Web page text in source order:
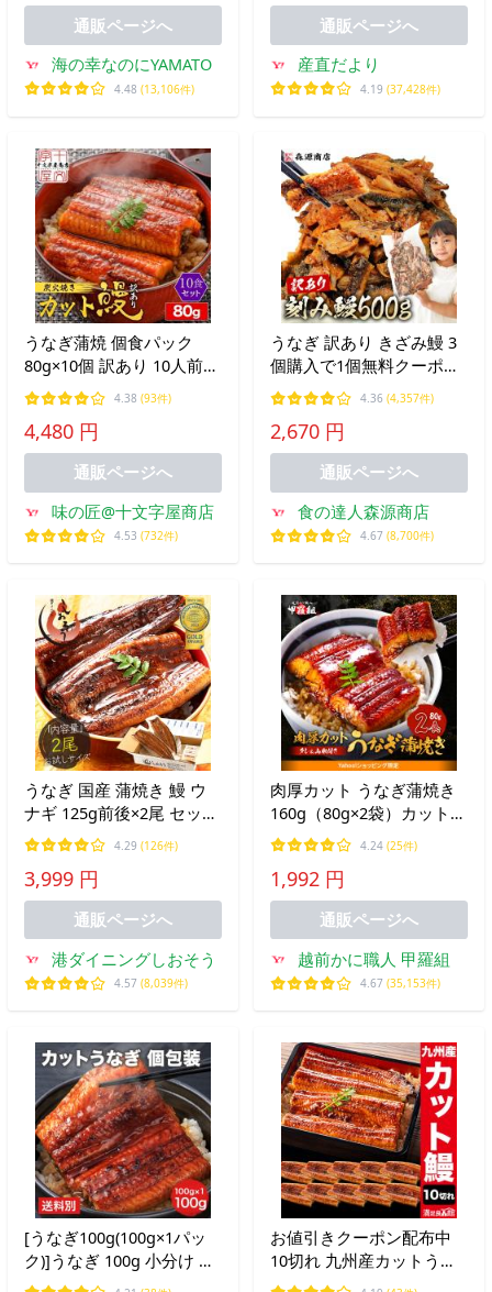
通販ページへ
海の幸なのにYAMATO
4.48 (13,106件)
通販ページへ
産直だより
4.19 (37,428件)
うなぎ蒲焼 個食パック
80g×10個 訳あり 10人前
ウナギ うなぎ蒲焼き 中国
産 タレ たれ 山椒付き 小
分け カット 刻み 端材 切
り落とし 土用の丑 丑の日
4.38 (93件)
4,480 円
通販ページへ
味の匠@十文字屋商店
4.53 (732件)
うなぎ 訳あり きざみ鰻 3
個購入で1個無料クーポン
5〜6人前 業務用 500g ひ
つまぶし 刻み かば焼き 蒲
焼き カット済み
4.36 (4,357件)
2,670 円
通販ページへ
食の達人森源商店
4.67 (8,700件)
うなぎ 国産 蒲焼き 鰻 ウ
ナギ 125g前後×2尾 セット
お試しサイズ うなぎ蒲焼
肝吸い グルメ お中元 御中
元 爆買
4.29 (126件)
3,999 円
通販ページへ
港ダイニングしおそう
4.57 (8,039件)
肉厚カット うなぎ蒲焼き
160g（80g×2袋）カット
うなぎ タレ 山椒付き お試
し 送料無料 爆買
4.24 (25件)
1,992 円
通販ページへ
越前かに職人 甲羅組
4.67 (35,153件)
[うなぎ100g(100g×1パッ
ク)]うなぎ 100g 小分け 個
包装 ウナギ 土曜の丑の
お値引きクーポン配布中
10切れ 九州産カットうな
ぎ うなぎ 蒲焼き ギフトう